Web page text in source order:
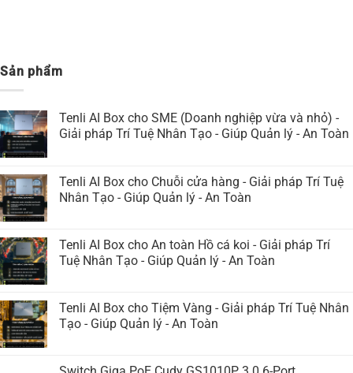
Sản phẩm
Tenli AI Box cho SME (Doanh nghiệp vừa và nhỏ) -
Giải pháp Trí Tuệ Nhân Tạo - Giúp Quản lý - An Toàn
Tenli AI Box cho Chuỗi cửa hàng - Giải pháp Trí Tuệ
Nhân Tạo - Giúp Quản lý - An Toàn
Tenli AI Box cho An toàn Hồ cá koi - Giải pháp Trí
Tuệ Nhân Tạo - Giúp Quản lý - An Toàn
Tenli AI Box cho Tiệm Vàng - Giải pháp Trí Tuệ Nhân
Tạo - Giúp Quản lý - An Toàn